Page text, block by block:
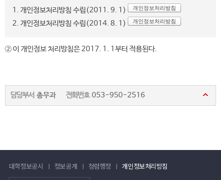
1. 개인정보처리방침 수립(2011. 9. 1) 개인정보처리방침
2. 개인정보처리방침 수립(2014. 8. 1) 개인정보처리방침
② 이 개인정보 처리방침은 2017. 1. 1부터 적용된다.
담당부서 총무과 전화번호 053-950-2516
대학정보공시 정보공개 청렴행정 개인정보처리방침